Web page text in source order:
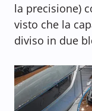
la precisione)
visto che la
diviso in due